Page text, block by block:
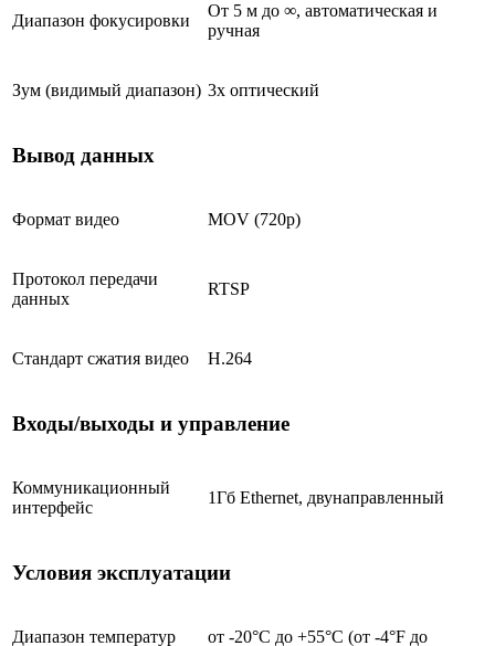
Диапазон фокусировки
От 5 м до ∞, автоматическая и
ручная
Зум (видимый диапазон) 3x оптический
Вывод данных
Формат видео MOV (720p)
Протокол передачи
данных
RTSP
Стандарт сжатия видео H.264
Входы/выходы и управление
Коммуникационный
интерфейс
1Гб Ethernet, двунаправленный
Условия эксплуатации
Диапазон температур от -20°C до +55°C (от -4°F до